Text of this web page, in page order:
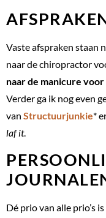
Vaste afspraken staan
naar de chiropractor
naar de manicure
Verder ga ik nog even
van Structuurjunkie*
laf it.
Dé prio van alle prio’s